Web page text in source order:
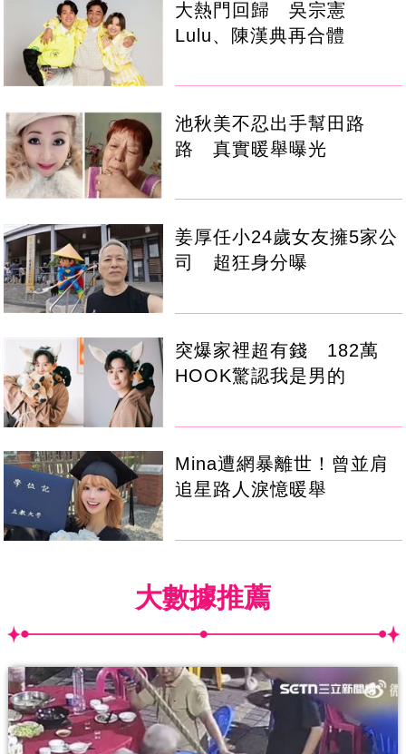
大熱門回歸 吳宗憲
Lulu、陳漢典再合體
池秋美不忍出手幫田路
路 真實暖舉曝光
姜厚任小24歲女友擁5家公
司 超狂身分曝
突爆家裡超有錢 182萬
HOOK驚認我是男的
Mina遭網暴離世！曾並肩
追星路人淚憶暖舉
大數據推薦